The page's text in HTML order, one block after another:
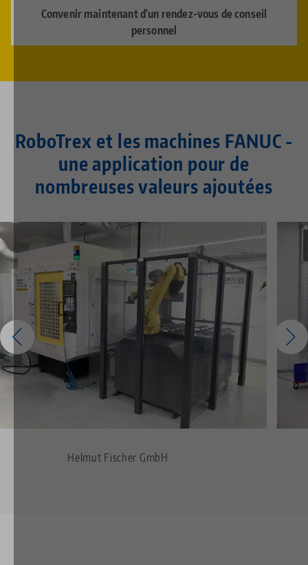
Convenir maintenant d'un rendez-vous de conseil
personnel
RoboTrex et les machines FANUC -
une application pour de
nombreuses valeurs ajoutées
Helmut Fischer GmbH